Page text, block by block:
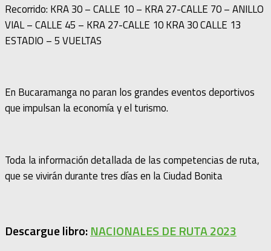
Recorrido: KRA 30 – CALLE 10 – KRA 27-CALLE 70 – ANILLO
VIAL – CALLE 45 – KRA 27-CALLE 10 KRA 30 CALLE 13
ESTADIO – 5 VUELTAS
En Bucaramanga no paran los grandes eventos deportivos
que impulsan la economía y el turismo.
Toda la información detallada de las competencias de ruta,
que se vivirán durante tres días en la Ciudad Bonita
Descargue libro:NACIONALES DE RUTA 2023